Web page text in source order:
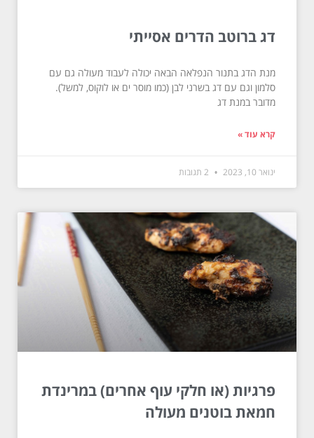
דג ברוטב הדרים אסייתי
מנת הדג בתנור הנפלאה הבאה יכולה לעבוד מעולה גם עם
סלמון וגם עם דג בשרני לבן (כמו מוסר ים או לוקוס, למשל).
מדובר במנת דג
קרא עוד »
ינואר 10, 2023
פרגיות (או חלקי עוף אחרים) במרינדת
חמאת בוטנים מעולה